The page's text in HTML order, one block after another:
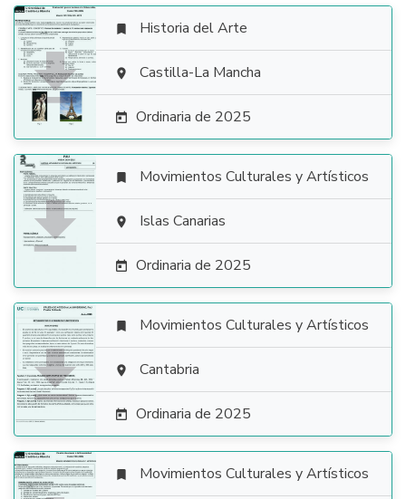

 Historia del Arte
 Castilla-La Mancha
 Ordinaria de 2025

 Movimientos Culturales y Artísticos
 Islas Canarias
 Ordinaria de 2025

 Movimientos Culturales y Artísticos
 Cantabria
 Ordinaria de 2025
 Movimientos Culturales y Artísticos